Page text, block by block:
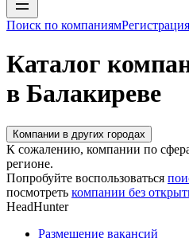
Поиск по компаниям
Каталог
в Балакиреве
Компании в других городах
К сожалению, компании по
регионе.
Попробуйте воспользоваться
посмотреть компании без
HeadHunter
Размещение вакансий